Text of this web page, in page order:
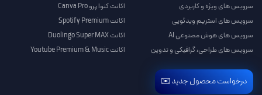
سرویس های ویژه و کاربردی
سرویس های استریم ویدئویی
سرویس های هوش مصنوعی AI
سرویس های طراحی، گرافیکی و تدوین
درخواست محصول جدید ✉️
اکانت کنوا پرو Canva Pro
اکانت Spotify Premium
اکانت Duolingo Super MAX
اکانت Youtube Premium & Music